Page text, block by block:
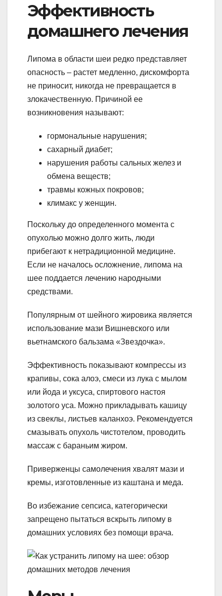
Эффективность
домашнего лечения
Липома в области шеи редко представляет
опасность – растет медленно, дискомфорта
не приносит, никогда не превращается в
злокачественную. Причиной ее
возникновения называют:
гормональные нарушения;
сахарный диабет;
нарушения работы сальных желез и
обмена веществ;
травмы кожных покровов;
климакс у женщин.
Поскольку до определенного момента с
опухолью можно долго жить, люди
прибегают к нетрадиционной медицине.
Если не началось осложнение, липома на
шее поддается лечению народными
средствами.
Популярным от шейного жировика является
использование мази Вишневского или
вьетнамского бальзама «Звездочка».
Эффективность показывают компрессы из
крапивы, сока алоэ, смеси из лука с мылом
или йода и уксуса, спиртового настоя
золотого уса. Можно прикладывать кашицу
из свеклы, листьев каланхоэ. Рекомендуется
смазывать опухоль чистотелом, проводить
массаж с бараньим жиром.
Приверженцы самолечения хвалят мази и
кремы, изготовленные из каштана и меда.
Во избежание сепсиса, категорически
запрещено пытаться вскрыть липому в
домашних условиях без помощи врача.